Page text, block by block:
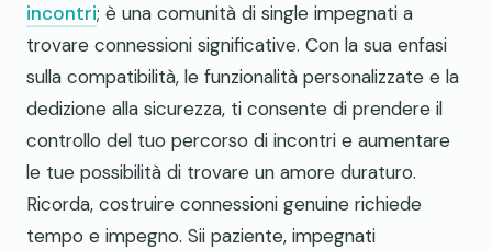
incontri; è una comunità di single impegnati a
trovare connessioni significative. Con la sua enfasi
sulla compatibilità, le funzionalità personalizzate e la
dedizione alla sicurezza, ti consente di prendere il
controllo del tuo percorso di incontri e aumentare
le tue possibilità di trovare un amore duraturo.
Ricorda, costruire connessioni genuine richiede
tempo e impegno. Sii paziente, impegnati